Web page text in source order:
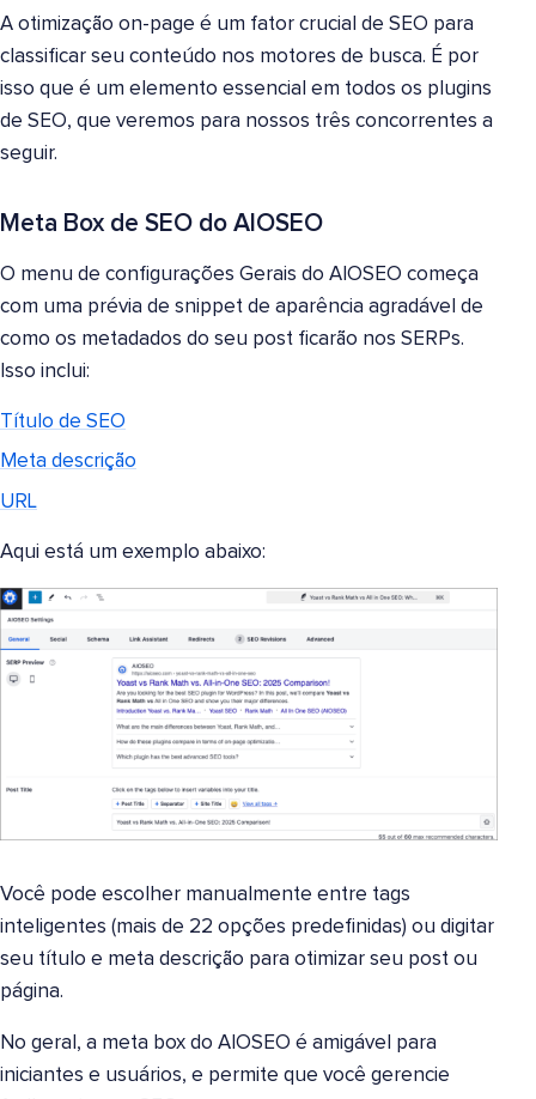
A otimização on-page é um fator crucial de SEO para
classificar seu conteúdo nos motores de busca. É por
isso que é um elemento essencial em todos os plugins
de SEO, que veremos para nossos três concorrentes a
seguir.
Meta Box de SEO do AIOSEO
O menu de configurações Gerais do AlOSEO começa
com uma prévia de snippet de aparência agradável de
como os metadados do seu post ficarão nos SERPs.
Isso inclui:
Título de SEO
Meta descrição
URL
Aqui está um exemplo abaixo:
Você pode escolher manualmente entre tags
inteligentes (mais de 22 opções predefinidas) ou digitar
seu título e meta descrição para otimizar seu post ou
página.
No geral, a meta box do AIOSEO é amigável para
iniciantes e usuários, e permite que você gerencie